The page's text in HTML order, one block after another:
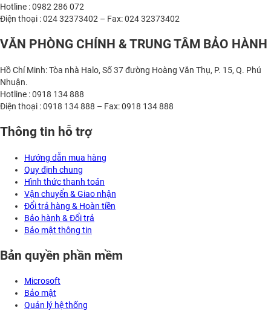
Hotline : 0982 286 072
Điện thoại : 024 32373402 – Fax: 024 32373402
VĂN PHÒNG CHÍNH & TRUNG TÂM BẢO HÀNH
Hồ Chí Minh: Tòa nhà Halo, Số 37 đường Hoàng Văn Thụ, P. 15, Q. Phú
Nhuận.
Hotline : 0918 134 888
Điện thoại : 0918 134 888 – Fax: 0918 134 888
Thông tin hỗ trợ
Hướng dẫn mua hàng
Quy định chung
Hình thức thanh toán
Vận chuyển & Giao nhận
Đổi trả hàng & Hoàn tiền
Bảo hành & Đổi trả
Bảo mật thông tin
Bản quyền phần mềm
Microsoft
Bảo mật
Quản lý hệ thống